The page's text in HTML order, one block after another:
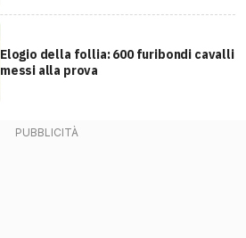
Elogio della follia: 600 furibondi cavalli
messi alla prova